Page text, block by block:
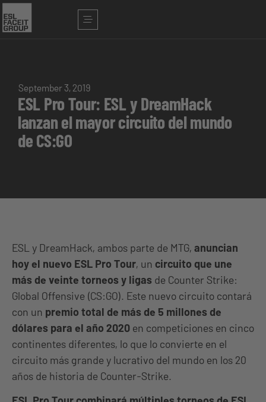
September 3, 2019
ESL Pro Tour: ESL y DreamHack
lanzan el mayor circuito del mundo
de CS:GO
ESL y DreamHack, ambos parte de MTG, anuncian
hoy el nuevo ESL Pro Tour, un circuito que une
más de veinte torneos y ligas de Counter Strike:
Global Offensive (CS:GO). Este nuevo circuito contará
con un premio total de más de 5 millones de
dólares para el año 2020 en competiciones en cinco
continentes diferentes, lo que lo convierte en el
circuito más grande y lucrativo del mundo en los 20
años de historia de Counter-Strike.